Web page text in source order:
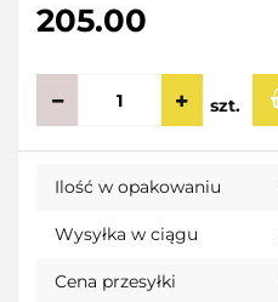
205.00
szt.
Ilość w opakowaniu
Wysyłka w ciągu
Cena przesyłki